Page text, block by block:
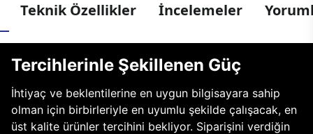
Teknik Özellikler İncelemeler
Tercihlerinle Şekillenen Güç
İhtiyaç ve beklentilerine en uygun bilgisayara sahip
olman için birbirleriyle en uyumlu şekilde çalışacak, en
üst kalite ürünler tercihini bekliyor. Siparişini verdiğin